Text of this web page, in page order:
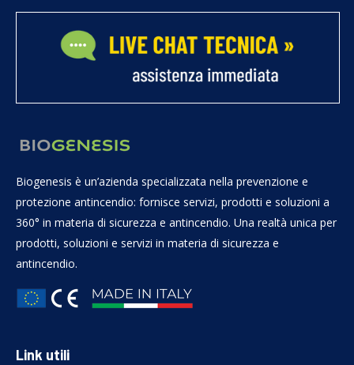
Biogenesis è un’azienda specializzata nella prevenzione e
protezione antincendio: fornisce servizi, prodotti e soluzioni a
360° in materia di sicurezza e antincendio. Una realtà unica per
prodotti, soluzioni e servizi in materia di sicurezza e
antincendio.
Link utili